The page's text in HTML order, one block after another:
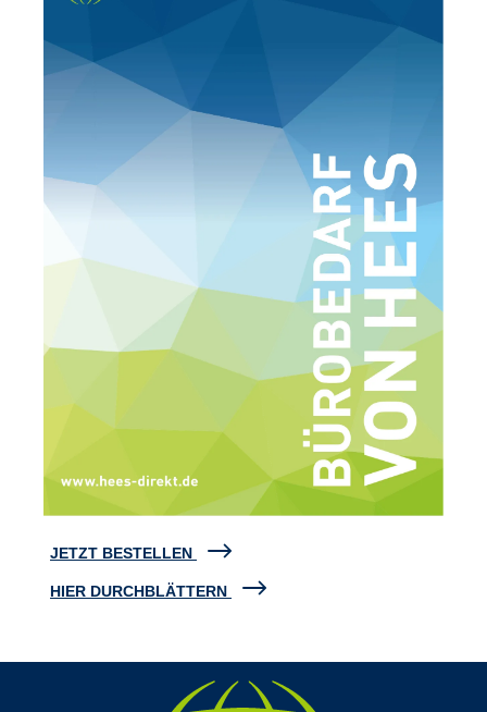
JETZT BESTELLEN
HIER DURCHBLÄTTERN